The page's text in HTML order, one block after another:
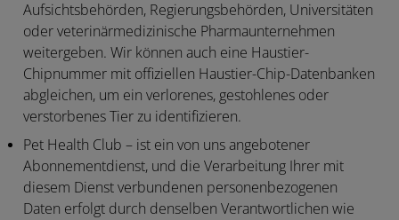
Aufsichtsbehörden, Regierungsbehörden, Universitäten
oder veterinärmedizinische Pharmaunternehmen
weitergeben. Wir können auch eine Haustier-
Chipnummer mit offiziellen Haustier-Chip-Datenbanken
abgleichen, um ein verlorenes, gestohlenes oder
verstorbenes Tier zu identifizieren.
Pet Health Club – ist ein von uns angebotener
Abonnementdienst, und die Verarbeitung Ihrer mit
diesem Dienst verbundenen personenbezogenen
Daten erfolgt durch denselben Verantwortlichen wie